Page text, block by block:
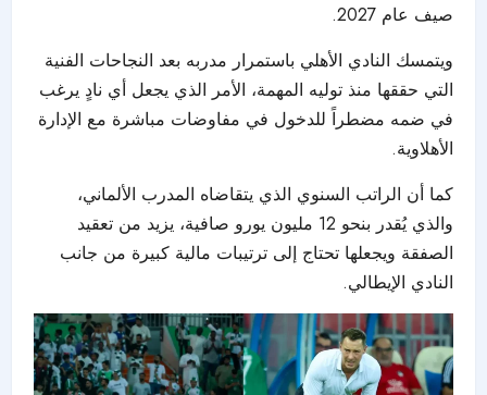
صيف عام 2027.
ويتمسك النادي الأهلي باستمرار مدربه بعد النجاحات الفنية
التي حققها منذ توليه المهمة، الأمر الذي يجعل أي نادٍ يرغب
في ضمه مضطراً للدخول في مفاوضات مباشرة مع الإدارة
الأهلاوية.
كما أن الراتب السنوي الذي يتقاضاه المدرب الألماني،
والذي يُقدر بنحو 12 مليون يورو صافية، يزيد من تعقيد
الصفقة ويجعلها تحتاج إلى ترتيبات مالية كبيرة من جانب
النادي الإيطالي.